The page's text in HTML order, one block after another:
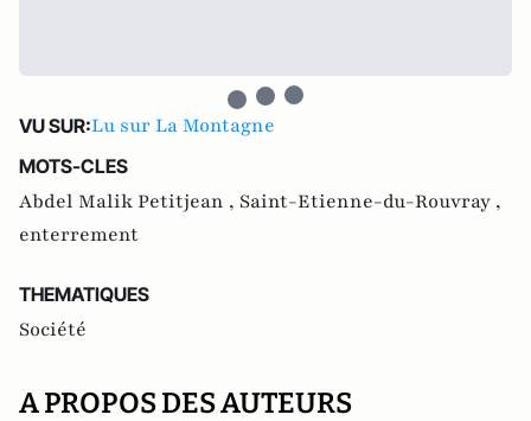
VU SUR:Lu sur La Montagne
MOTS-CLES
Abdel Malik Petitjean , Saint-Etienne-du-Rouvray ,
enterrement
THEMATIQUES
Société
A PROPOS DES AUTEURS